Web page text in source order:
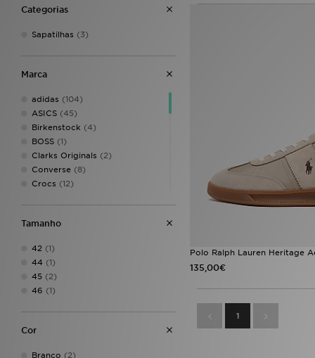
Categorias
Sapatilhas (3)
Marca
adidas (104)
ASICS (45)
Birkenstock (4)
BOSS (1)
Clarks Originals (2)
Converse (8)
Crocs (12)
EA7 Emporio Armani
Fred Perry
Havaianas
HOKA
Jordan
Lacoste(17)
Nanny State
Tamanho
42 (1)
44 (1)
45 (2)
46 (1)
Cor
Branco (2)
Polo Ralph Lauren Heritage
135,00€
1